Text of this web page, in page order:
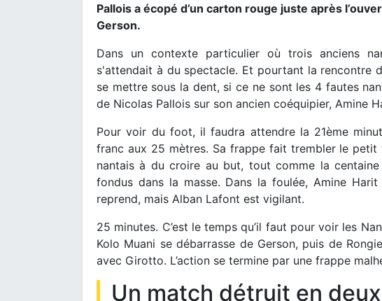
Pallois a écopé d’un carton rouge juste après
Gerson.
Dans un contexte particulier où trois anciens
s'attendait à du spectacle. Et pourtant la rencontre
se mettre sous la dent, si ce ne sont les 4 fautes
de Nicolas Pallois sur son ancien coéquipier, Amine
Pour voir du foot, il faudra attendre la 21ème
franc aux 25 mètres. Sa frappe fait trembler le
nantais à du croire au but, tout comme la centaine
fondus dans la masse. Dans la foulée, Amine
reprend, mais Alban Lafont est vigilant.
25 minutes. C’est le temps qu’il faut pour voir les
Kolo Muani se débarrasse de Gerson, puis de
avec Girotto. L’action se termine par une frappe
Un match détruit en